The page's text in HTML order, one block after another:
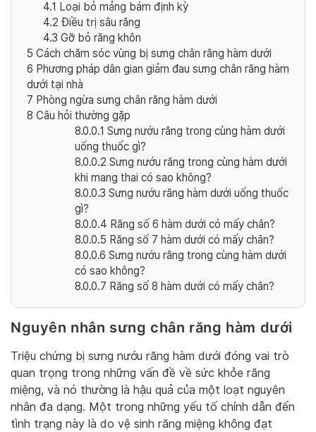
4.1 Loại bỏ mảng bám định kỳ
4.2 Điều trị sâu răng
4.3 Gỡ bỏ răng khôn
5 Cách chăm sóc vùng bị sưng chân răng hàm dưới
6 Phương pháp dân gian giảm đau sưng chân răng hàm
dưới tại nhà
7 Phòng ngừa sưng chân răng hàm dưới
8 Câu hỏi thường gặp
8.0.0.1 Sưng nướu răng trong cùng hàm dưới
uống thuốc gì?
8.0.0.2 Sưng nướu răng trong cùng hàm dưới
khi mang thai có sao không?
8.0.0.3 Sưng nướu răng hàm dưới uống thuốc
gì?
8.0.0.4 Răng số 6 hàm dưới có mấy chân?
8.0.0.5 Răng số 7 hàm dưới có mấy chân?
8.0.0.6 Sưng nướu răng trong cùng hàm dưới
có sao không?
8.0.0.7 Răng số 8 hàm dưới có mấy chân?
Nguyên nhân sưng chân răng hàm dưới
Triệu chứng bị sưng nướu răng hàm dưới đóng vai trò
quan trọng trong những vấn đề về sức khỏe răng
miệng, và nó thường là hậu quả của một loạt nguyên
nhân đa dạng. Một trong những yếu tố chính dẫn đến
tình trạng này là do vệ sinh răng miệng không đạt